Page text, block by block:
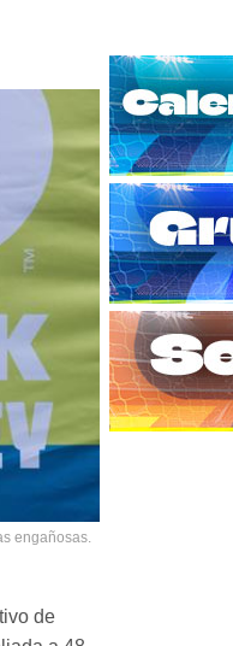
engañosas.
de